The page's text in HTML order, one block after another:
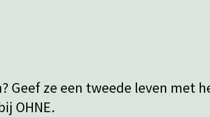
Geef ze een tweede leven met
OHNE.